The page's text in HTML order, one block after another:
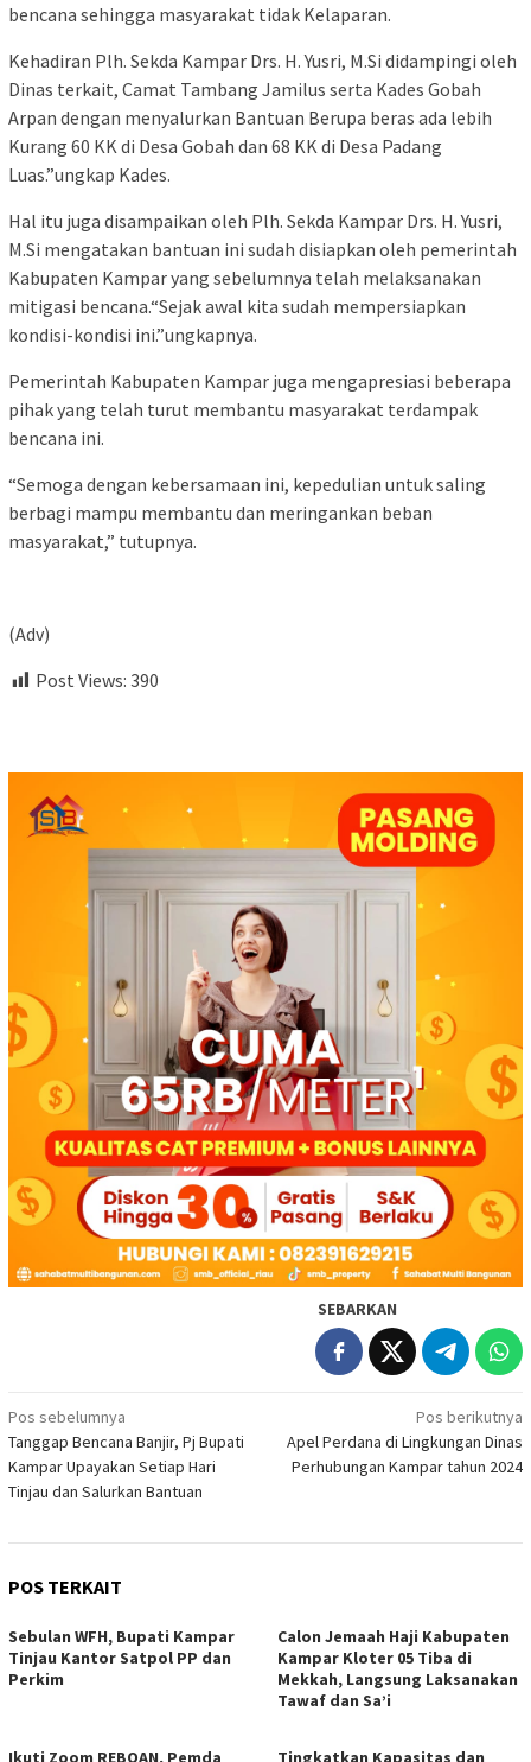
bencana sehingga masyarakat tidak Kelaparan.
Kehadiran Plh. Sekda Kampar Drs. H. Yusri, M.Si didampingi oleh
Dinas terkait, Camat Tambang Jamilus serta Kades Gobah
Arpan dengan menyalurkan Bantuan Berupa beras ada lebih
Kurang 60 KK di Desa Gobah dan 68 KK di Desa Padang
Luas.”ungkap Kades.
Hal itu juga disampaikan oleh Plh. Sekda Kampar Drs. H. Yusri,
M.Si mengatakan bantuan ini sudah disiapkan oleh pemerintah
Kabupaten Kampar yang sebelumnya telah melaksanakan
mitigasi bencana.“Sejak awal kita sudah mempersiapkan
kondisi-kondisi ini.”ungkapnya.
Pemerintah Kabupaten Kampar juga mengapresiasi beberapa
pihak yang telah turut membantu masyarakat terdampak
bencana ini.
“Semoga dengan kebersamaan ini, kepedulian untuk saling
berbagi mampu membantu dan meringankan beban
masyarakat,” tutupnya.
(Adv)
Post Views: 390
SEBARKAN
Navigasi
pos
Pos sebelumnya
Tanggap Bencana Banjir, Pj Bupati
Kampar Upayakan Setiap Hari
Tinjau dan Salurkan Bantuan
Pos berikutnya
Apel Perdana di Lingkungan Dinas
Perhubungan Kampar tahun 2024
POS TERKAIT
Sebulan WFH, Bupati Kampar
Tinjau Kantor Satpol PP dan
Perkim
Calon Jemaah Haji Kabupaten
Kampar Kloter 05 Tiba di
Mekkah, Langsung Laksanakan
Tawaf dan Sa’i
Ikuti Zoom REBOAN, Pemda Tingkatkan Kapasitas dan